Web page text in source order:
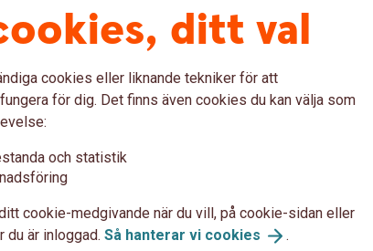
via e-post
Information som
personer. Det kan även
som ett vykort med
eller personlig
ditt val
cookies eller liknande tekniker för att
för dig. Det finns även cookies du kan välja som
och statistik
cookie-medgivande när du vill, på cookie-sidan eller
du är inloggad. Så hanterar vi cookies .